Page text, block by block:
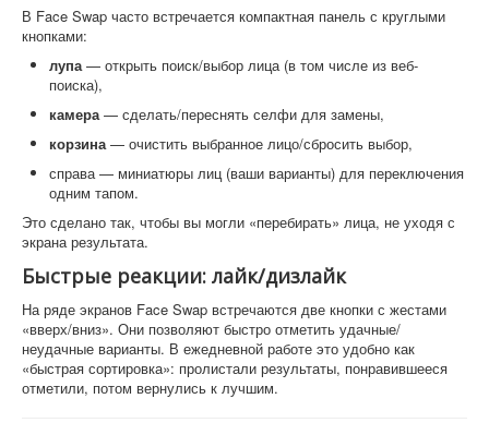
В Face Swap часто встречается компактная панель с круглыми
кнопками:
лупа— открыть поиск/выбор лица (в том числе из веб-
поиска),
камера— сделать/переснять селфи для замены,
корзина— очистить выбранное лицо/сбросить выбор,
справа — миниатюры лиц (ваши варианты) для переключения
одним тапом.
Это сделано так, чтобы вы могли «перебирать» лица, не уходя с
экрана результата.
Быстрые реакции: лайк/дизлайк
На ряде экранов Face Swap встречаются две кнопки с жестами
«вверх/вниз». Они позволяют быстро отметить удачные/
неудачные варианты. В ежедневной работе это удобно как
«быстрая сортировка»: пролистали результаты, понравившееся
отметили, потом вернулись к лучшим.